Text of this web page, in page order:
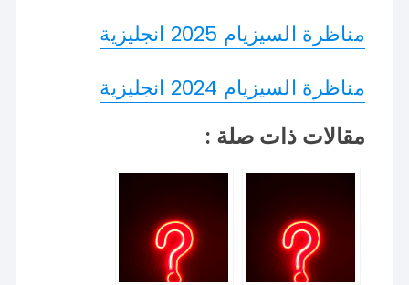
مناظرة السيزيام 2025 انجليزية
مناظرة السيزيام 2024 انجليزية
مقالات ذات صلة :